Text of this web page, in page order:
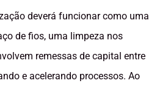
deverá funcionar como uma
de fios, uma limpeza nos
remessas de capital entre
e acelerando processos. Ao